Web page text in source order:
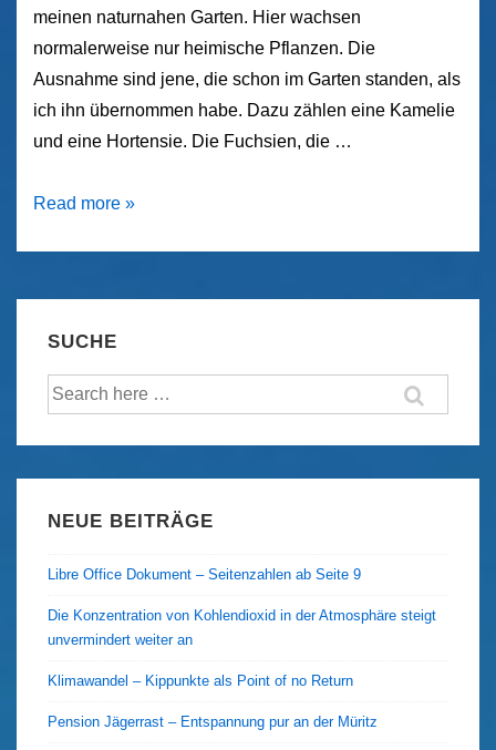
meinen naturnahen Garten. Hier wachsen
normalerweise nur heimische Pflanzen. Die
Ausnahme sind jene, die schon im Garten standen, als
ich ihn übernommen habe. Dazu zählen eine Kamelie
und eine Hortensie. Die Fuchsien, die …
Winterharte
Pflanztipps
Read more »
SUCHE
Suche
NEUE BEITRÄGE
Libre Office Dokument – Seitenzahlen ab Seite 9
Die Konzentration von Kohlendioxid in der Atmosphäre steigt
unvermindert weiter an
Klimawandel – Kippunkte als Point of no Return
Pension Jägerrast – Entspannung pur an der Müritz